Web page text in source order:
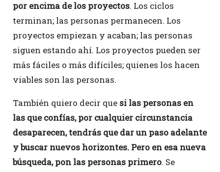
por encima de los proyectos. Los ciclos
terminan; las personas permanecen. Los
proyectos empiezan y acaban; las personas
siguen estando ahí. Los proyectos pueden ser
más fáciles o más difíciles; quienes los hacen
viables son las personas.
También quiero decir que si las personas en
las que confías, por cualquier circunstancia
desaparecen, tendrás que dar un paso adelante
y buscar nuevos horizontes. Pero en esa nueva
búsqueda, pon las personas primero. Se